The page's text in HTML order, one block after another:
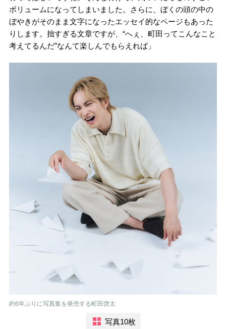
ボリュームになってしまいました。さらに、ぼくの頭の中の
ぼやきがそのまま文字になったエッセイ的なページもあった
りします。拙すぎる文章ですが、“へぇ、町田ってこんなこと
考えてるんだ”なんて楽しんでもらえれば」
約6年ぶりに写真集を発売する町田啓太
写真10枚